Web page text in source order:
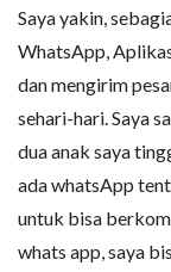
Saya yakin,
WhatsApp,
dan mengirim
sehari-hari. Saya
dua anak saya
ada whatsApp
untuk bisa
whats app, saya